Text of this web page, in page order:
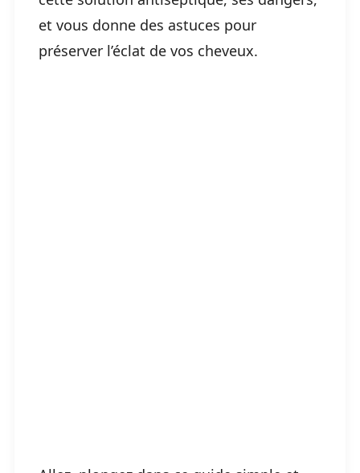
et vous donne des astuces pour
préserver l’éclat de vos cheveux.